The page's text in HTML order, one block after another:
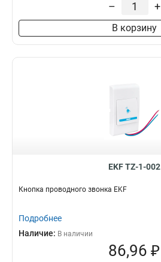
– +
В корзину
EKF TZ-1-002
Кнопка проводного звонка EKF
Подробнее
Наличие: В наличии
86,96 ₽